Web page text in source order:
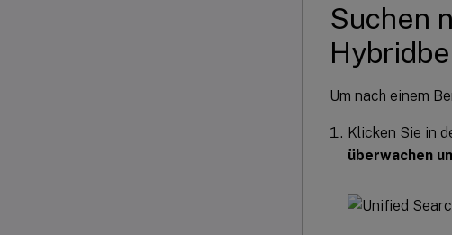
Suchen
Um nach einem
Klicken Sie in
überwachen